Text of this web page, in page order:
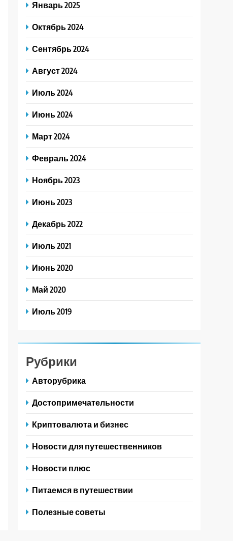
Январь 2025
Октябрь 2024
Сентябрь 2024
Август 2024
Июль 2024
Июнь 2024
Март 2024
Февраль 2024
Ноябрь 2023
Июнь 2023
Декабрь 2022
Июль 2021
Июнь 2020
Май 2020
Июль 2019
Рубрики
Авторубрика
Достопримечательности
Криптовалюта и бизнес
Новости для путешественников
Новости плюс
Питаемся в путешествии
Полезные советы